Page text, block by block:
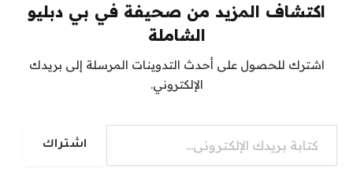
اكتشاف المزيد من صحيفة في بي دبليو
الشاملة
اشترك للحصول على أحدث التدوينات المرسلة إلى بريدك
الإلكتروني.
كتابة بريدك الإلكتروني...
اشتراك